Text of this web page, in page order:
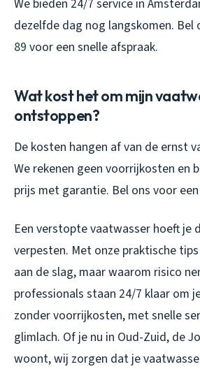
We bieden 24/7 service in
dezelfde dag nog langskomen. Bel
89 voor een snelle afspraak.
Wat kost het om mijn
ontstoppen?
De kosten hangen af van de ernst
We rekenen geen voorrijkosten en
prijs met garantie. Bel ons voor
Een verstopte vaatwasser hoeft je
verpesten. Met onze praktische
aan de slag, maar waarom risico
professionals staan 24/7 klaar om
zonder voorrijkosten, met snelle
glimlach. Of je nu in Oud-Zuid, de
woont, wij zorgen dat je